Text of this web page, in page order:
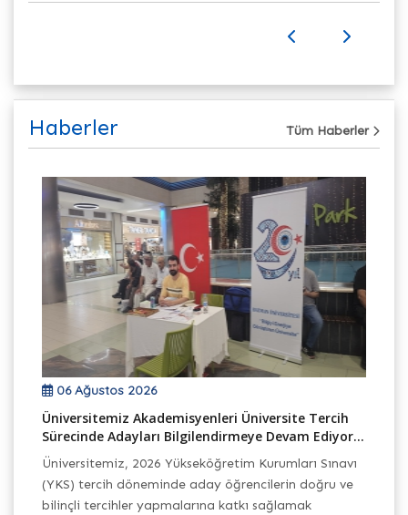
Haberler Tüm Haberler
06 Ağustos 2026
Üniversitemiz Akademisyenleri Üniversite Tercih
Sürecinde Adayları Bilgilendirmeye Devam Ediyor...
Üniversitemiz, 2026 Yükseköğretim Kurumları Sınavı
(YKS) tercih döneminde aday öğrencilerin doğru ve
bilinçli tercihler yapmalarına katkı sağlamak